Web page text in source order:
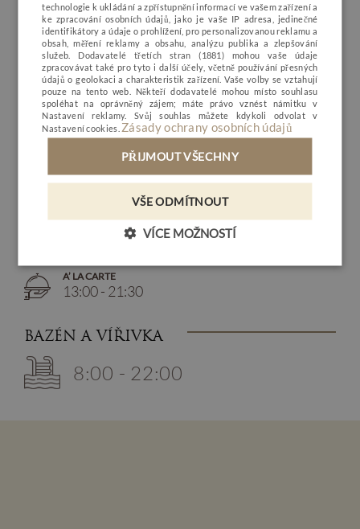
Přátelský k dětem
SPA
RESTAURACE AMETYST
8:00 - 23:00
8:00 - 10:30
A’ LA CARTE
13:00 - 21:30
BAZÉN A VÍŘIVKA
8:00 - 22:00
POLISH
ENGLISH
GERMAN
CZECH
technologie k ukládání a zpřístupnění informací ve vašem zařízení a
ke zpracování osobních údajů, jako je vaše IP adresa, jedinečné
identifikátory a údaje o prohlížení, pro personalizovanou reklamu a
obsah, měření reklamy a obsahu, analýzu publika a zlepšování
služeb. Dodavatelé třetích stran (1881) mohou vaše údaje
zpracovávat také pro tyto i další účely, včetně používání přesných
údajů o geolokaci a charakteristik zařízení. Vaše volby se vztahují
pouze na tento web. Někteří dodavatelé mohou místo souhlasu
spoléhat na oprávněný zájem; máte právo vznést námitku v
Nastavení reklamy. Svůj souhlas můžete kdykoli odvolat v
Nastavení cookies Zásady ochrany osobních údajů
PŘIJMOUT VŠECHNY
VŠE ODMÍTNOUT
VÍCE MOŽNOSTÍ